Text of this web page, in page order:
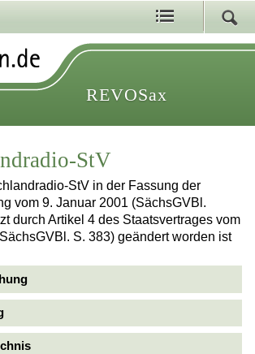
REVOSax
StV
StV in der Fassung der
vom 9. Januar 2001 (SächsGVBl.
durch Artikel 4 des Staatsvertrages vom
S. 383) geändert worden ist